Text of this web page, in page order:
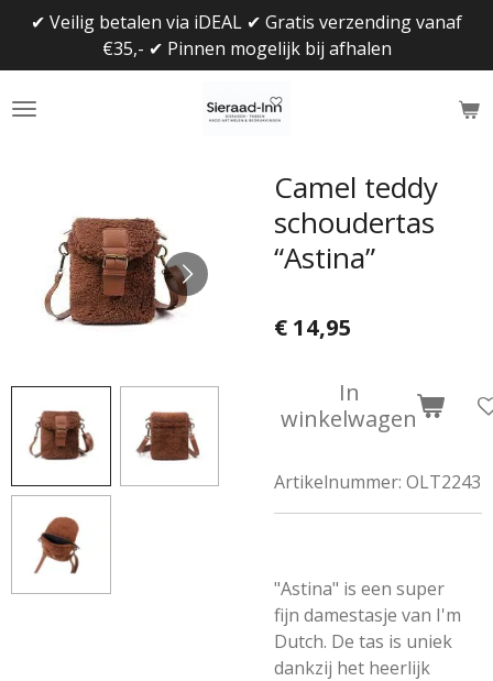
naar
de
✔ Veilig betalen via iDEAL ✔ Gratis verzending vanaf
€35,- ✔ Pinnen mogelijk bij afhalen
Camel teddy
schoudertas
“Astina”
€ 14,95
In
winkelwagen
Artikelnummer: OLT2243
"Astina" is een super
fijn damestasje van I'm
Dutch. De tas is uniek
dankzij het heerlijk